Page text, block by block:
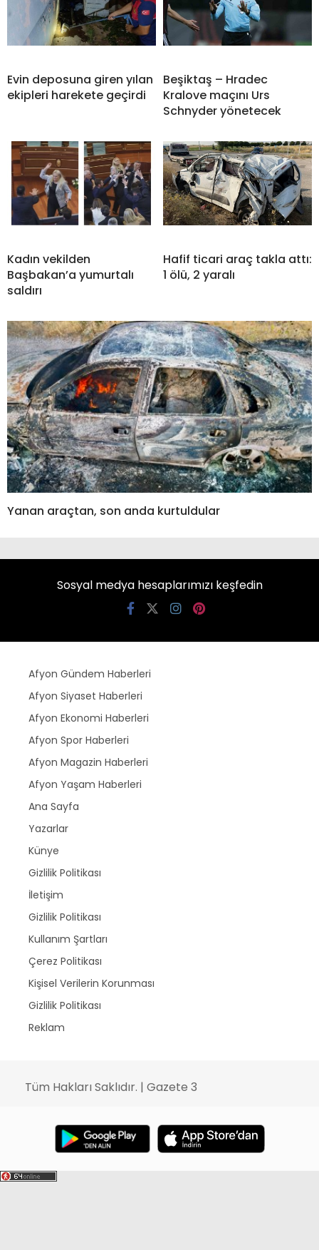
Evin deposuna giren yılan
ekipleri harekete geçirdi
Beşiktaş – Hradec
Kralove maçını Urs
Schnyder yönetecek
Kadın vekilden
Başbakan’a yumurtalı
saldırı
Hafif ticari araç takla attı:
1 ölü, 2 yaralı
Yanan araçtan, son anda kurtuldular
Sosyal medya hesaplarımızı keşfedin
Afyon Gündem Haberleri
Afyon Siyaset Haberleri
Afyon Ekonomi Haberleri
Afyon Spor Haberleri
Afyon Magazin Haberleri
Afyon Yaşam Haberleri
Ana Sayfa
Yazarlar
Künye
Gizlilik Politikası
İletişim
Gizlilik Politikası
Kullanım Şartları
Çerez Politikası
Kişisel Verilerin Korunması
Gizlilik Politikası
Reklam
Tüm Hakları Saklıdır. | Gazete 3